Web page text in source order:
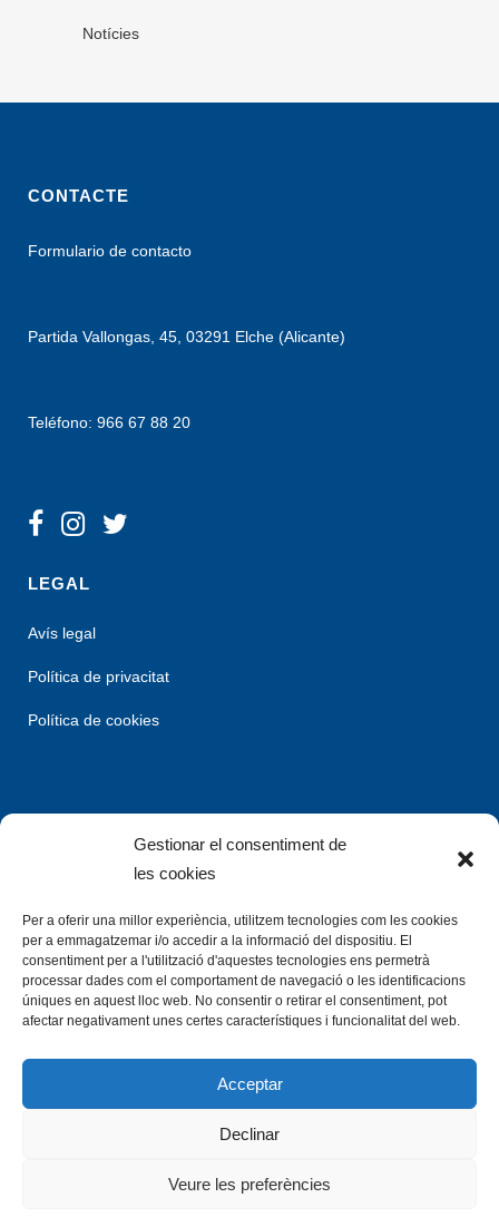
Gestionar el consentiment de
les cookies
Per a oferir una millor experiència, utilitzem tecnologies com les cookies
per a emmagatzemar i/o accedir a la informació del dispositiu. El
consentiment per a l'utilització d'aquestes tecnologies ens permetrà
processar dades com el comportament de navegació o les identificacions
úniques en aquest lloc web. No consentir o retirar el consentiment, pot
afectar negativament unes certes característiques i funcionalitat del web.
Acceptar
Declinar
Veure les preferències
Notícies
CONTACTE
Formulario de contacto
Partida Vallongas, 45, 03291 Elche (Alicante)
Teléfono: 966 67 88 20
LEGAL
Avís legal
Política de privacitat
Política de cookies